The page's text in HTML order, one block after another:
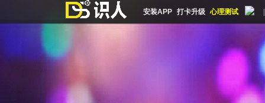
安装APP 打卡升级 心理测试